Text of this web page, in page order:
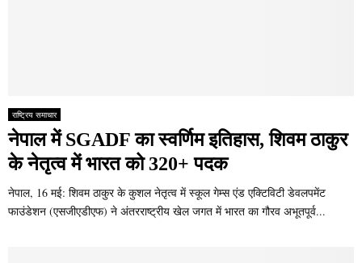
राष्ट्रिय समाचार
नेपाल में SGADF का स्वर्णिम इतिहास, शिवम ठाकुर
के नेतृत्व में भारत को 320+ पदक
नेपाल, 16 मई: शिवम ठाकुर के कुशल नेतृत्व में स्कूल गेम्स एंड एक्टिविटी डेवलपमेंट
फाउंडेशन (एसजीएडीएफ) ने अंतरराष्ट्रीय खेल जगत में भारत का गौरव अभूतपूर्व...